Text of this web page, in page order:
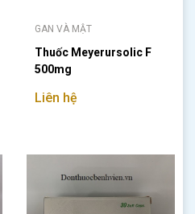
GAN VÀ MẬT
Thuốc Meyerursolic F
500mg
Liên hệ